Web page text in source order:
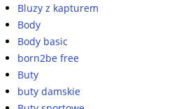
Bluzy z kapturem
Body
Body basic
born2be free
Buty
buty damskie